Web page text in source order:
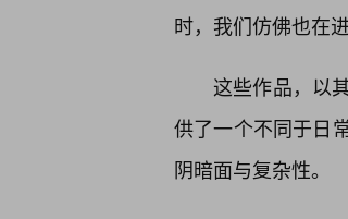
时，我们仿佛也在
这些作品，以
供了一个不同于日
阴暗面与复杂性。